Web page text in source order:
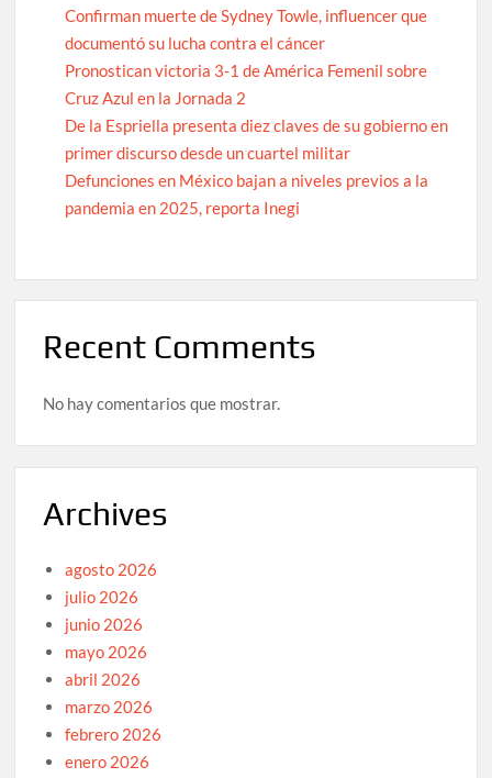
Confirman muerte de Sydney Towle, influencer que
documentó su lucha contra el cáncer
Pronostican victoria 3-1 de América Femenil sobre
Cruz Azul en la Jornada 2
De la Espriella presenta diez claves de su gobierno en
primer discurso desde un cuartel militar
Defunciones en México bajan a niveles previos a la
pandemia en 2025, reporta Inegi
Recent Comments
No hay comentarios que mostrar.
Archives
agosto 2026
julio 2026
junio 2026
mayo 2026
abril 2026
marzo 2026
febrero 2026
enero 2026